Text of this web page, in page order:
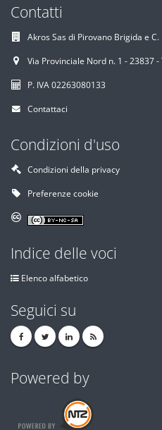
Contatti
Akros Sas di Pirovano Brigida e C.
Via Provinciale Nord n. 1 - 23837 -
P. IVA 02263080133
Contattaci
Condizioni d'uso
Condizioni della privacy
Preferenze cookie
Indice delle voci
Elenco alfabetico
Seguici su
Powered by